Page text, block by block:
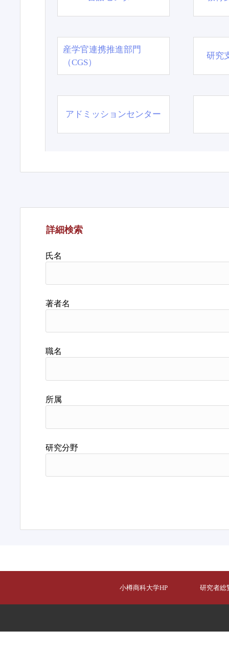
産学官連携推進部門
（CGS）
研究
アドミッションセンター
詳細検索
氏名
著者名
職名
所属
研究分野
小樽商科大学HP 研究者総